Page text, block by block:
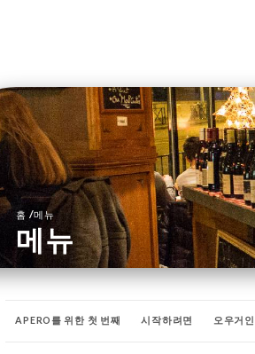
홈 /메뉴
메뉴
APERO를 위한 첫 번째 시작하려면 오우거